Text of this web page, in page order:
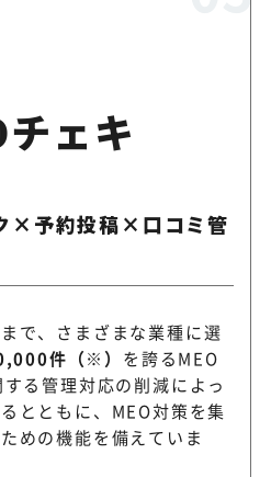
ェキ
×予約投稿×口コミ管
で、さまざまな業種に選
件（※） を誇るMEO
る管理対応の削減によっ
とともに、MEO対策を集
めの機能を備えていま